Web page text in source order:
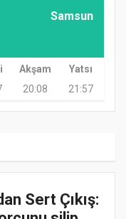
Samsun
Akşam
Yatsı
20:08 21:57
Sert Çıkış: